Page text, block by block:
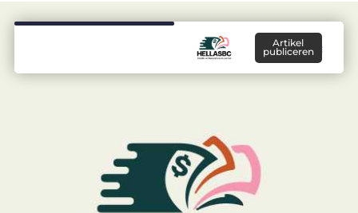
Artikel
publiceren